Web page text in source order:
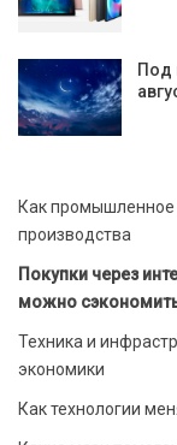
Под
Как промышленное
производства
Покупки через
можно
Техника и
экономики
Как технологии